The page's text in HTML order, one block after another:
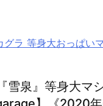
グラ 等身大おっぱい
雪泉』等身大マ